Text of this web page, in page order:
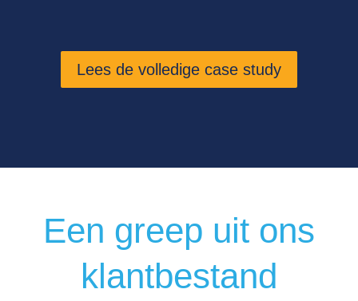
Lees de volledige case study
Een greep uit ons
klantbestand